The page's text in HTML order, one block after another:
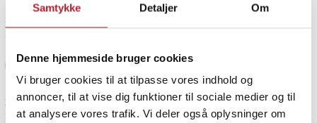
Samtykke Detaljer Om
Denne hjemmeside bruger cookies
Vi bruger cookies til at tilpasse vores indhold og
annoncer, til at vise dig funktioner til sociale medier og til
at analysere vores trafik. Vi deler også oplysninger om
2 år siden
KA Khaled A
3 år siden